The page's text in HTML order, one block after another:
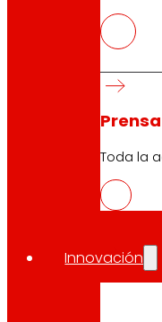
Prensa
Toda la
Innovación